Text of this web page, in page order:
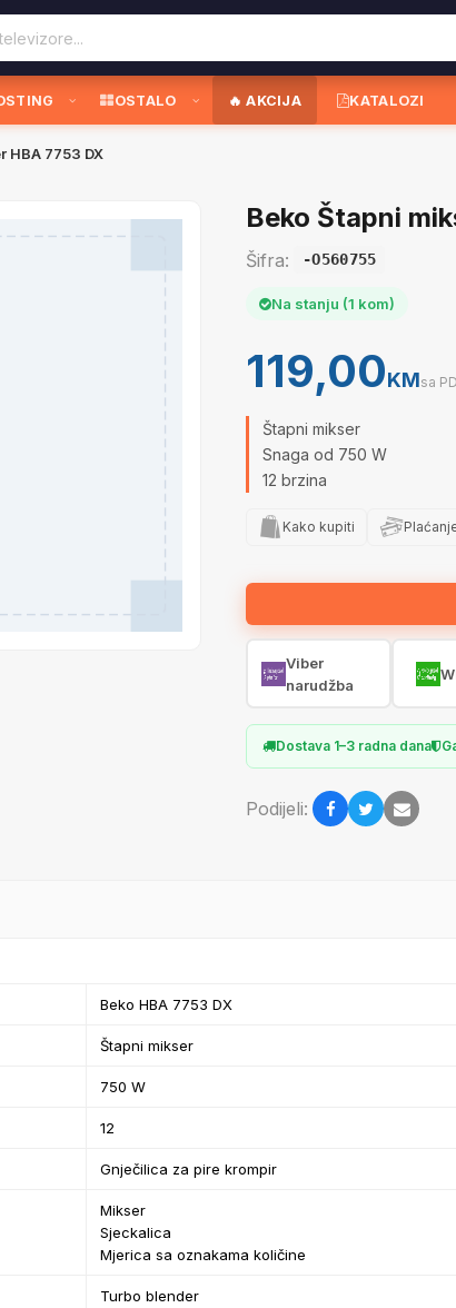
OSTALO 🔥 AKCIJA KATALOZI
HBA 7753 DX
Beko Štapni
Šifra: -O560755
Na stanju (1 kom)
119,00KMsa
Štapni mikser
Snaga od 750 W
12 brzina
Kako kupiti
Viber
narudžba
Dostava 1–3 radna dana
Podijeli:
Beko HBA 7753 DX
Štapni mikser
750 W
12
Gnječilica za pire krompir
Mikser
Sjeckalica
Mjerica sa oznakama količine
Turbo blender